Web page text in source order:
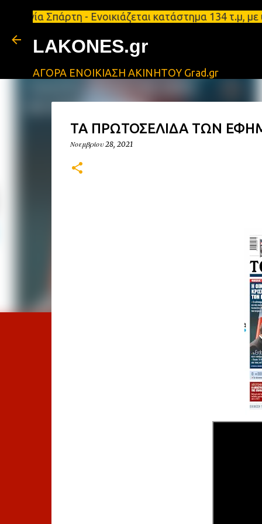
- Ενοικιάζεται κατάστημα 134 τ.μ, με
LAKONES.gr
ΑΓΟΡΑ ΕΝΟΙΚΙΑΣΗ ΑΚΙΝΗΤΟΥ Grad.gr
ΤΑ ΠΡΩΤΟΣΕΛΙΔΑ ΤΩΝ
Νοεμβρίου 28, 2021